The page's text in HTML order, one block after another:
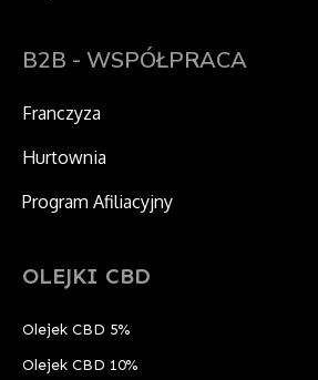
B2B - WSPÓŁPRACA
Franczyza
Hurtownia
Program Afiliacyjny
OLEJKI CBD
Olejek CBD 5%
Olejek CBD 10%